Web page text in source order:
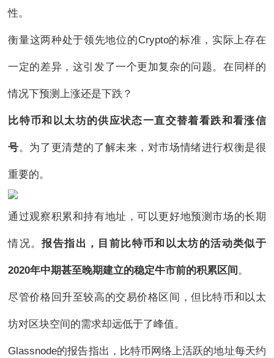
性。
衡量这两种处于领先地位的Crypto的标准，实际上存在
一定的差异，这引发了一个更加复杂的问题。在同样的
情况下预测上涨还是下跌？
比特币和以太坊的供应状态一直交替着看跌和看涨信
号。为了更清楚的了解未来，对市场情绪进行权衡是很
重要的。
通过观察积累和持有地址，可以更好地预测市场的长期
情况。报告指出，目前比特币和以太坊的活动类似于
2020年中期甚至晚期建立的稳定牛市前的积累区间 。
尽管价格回升至较高的交易价格区间，但比特币和以太
坊对区块空间的需求却远低于了峰值。
Glassnode的报告指出，比特币网络上活跃的地址每天约